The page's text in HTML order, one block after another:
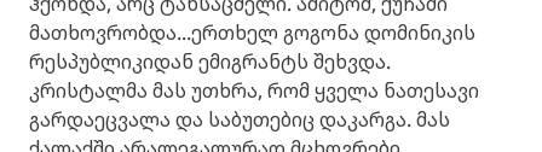
მათხოვრობდა...ერთხელ გოგონა დომინიკის
რესპუბლიკიდან ემიგრანტს შეხვდა.
კრისტალმა მას უთხრა, რომ ყველა ნათესავი
გარდაეცვალა და საბუთებიც დაკარგა. მას